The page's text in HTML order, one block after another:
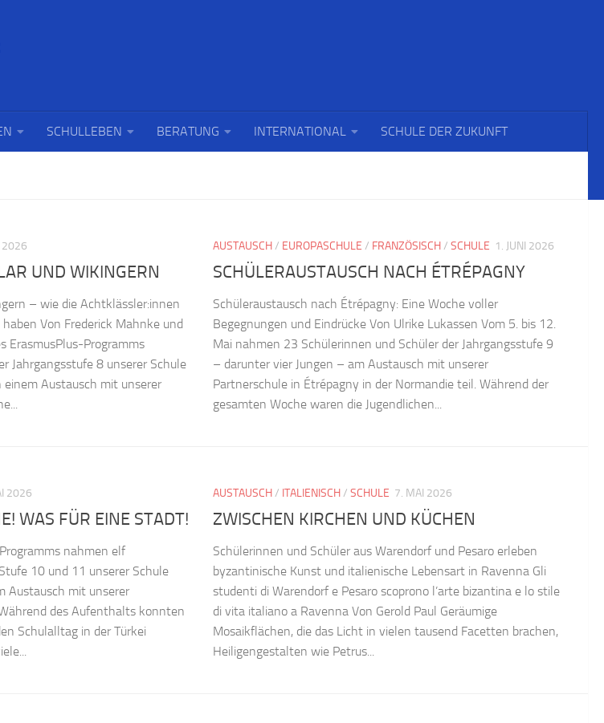
SCHULLEBEN BERATUNG INTERNATIONAL SCHULE DER ZUKUNFT
2026
UND WIKINGERN
– wie die Achtklässler:innen
Von Frederick Mahnke und
ErasmusPlus-Programms
Jahrgangsstufe 8 unserer Schule
Austausch mit unserer
AUSTAUSCH/ EUROPASCHULE / FRANZÖSISCH/ SCHULE 1. JUNI 2026
SCHÜLERAUSTAUSCH NACH ÉTRÉPAGNY
Schüleraustausch nach Étrépagny: Eine Woche voller
Begegnungen und Eindrücke Von Ulrike Lukassen Vom 5. bis 12.
Mai nahmen 23 Schülerinnen und Schüler der Jahrgangsstufe 9
– darunter vier Jungen – am Austausch mit unserer
Partnerschule in Étrépagny in der Normandie teil. Während der
gesamten Woche waren die Jugendlichen...
2026
WAS FÜR EINE STADT!
nahmen elf
10 und 11 unserer Schule
Austausch mit unserer
des Aufenthalts konnten
Schulalltag in der Türkei
AUSTAUSCH/ ITALIENISCH/ SCHULE 7. MAI 2026
ZWISCHEN KIRCHEN UND KÜCHEN
Schülerinnen und Schüler aus Warendorf und Pesaro erleben
byzantinische Kunst und italienische Lebensart in Ravenna Gli
studenti di Warendorf e Pesaro scoprono l’arte bizantina e lo stile
di vita italiano a Ravenna Von Gerold Paul Geräumige
Mosaikflächen, die das Licht in vielen tausend Facetten brachen,
Heiligengestalten wie Petrus...